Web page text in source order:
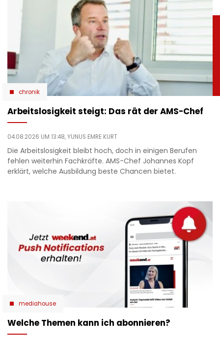
chronik
Arbeitslosigkeit steigt: Das rät der AMS-Chef
04.08.2026 UM 13:48,YUNUS EMRE KURT
Die Arbeitslosigkeit bleibt hoch, doch in einigen Berufen
fehlen weiterhin Fachkräfte. AMS-Chef Johannes Kopf
erklärt, welche Ausbildung beste Chancen bietet.
mediahouse
Welche Themen kann ich abonnieren?